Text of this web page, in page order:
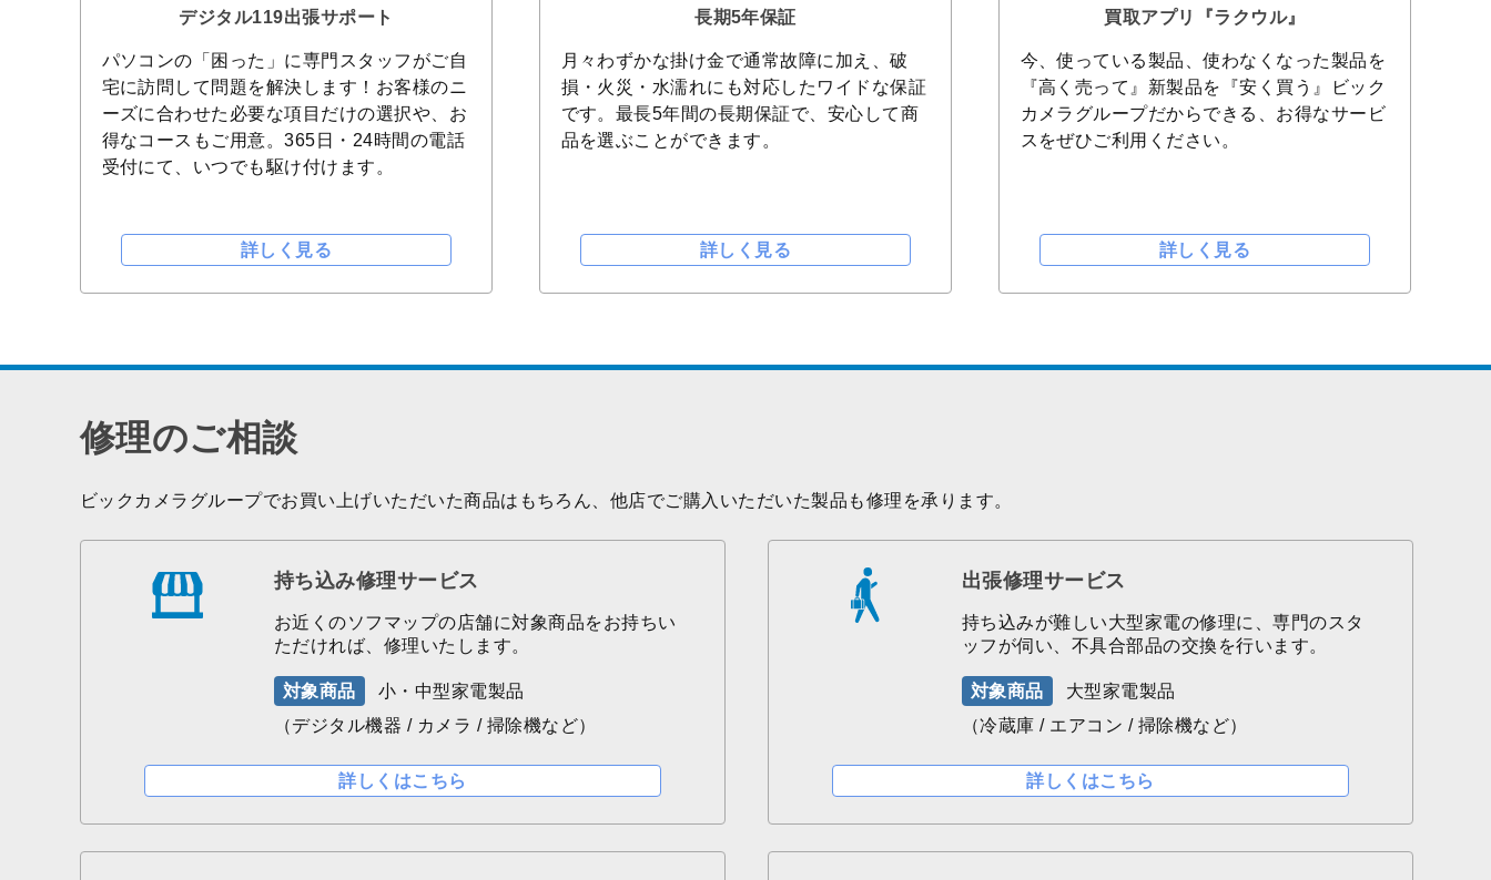
デジタル119出張サポート
パソコンの「困った」に専門スタッフがご自
宅に訪問して問題を解決します！お客様のニ
ーズに合わせた必要な項目だけの選択や、お
得なコースもご用意。365日・24時間の電話
受付にて、いつでも駆け付けます。
詳しく見る
長期5年保証
月々わずかな掛け金で通常故障に加え、破
損・火災・水濡れにも対応したワイドな保証
です。最長5年間の長期保証で、安心して商
品を選ぶことができます。
詳しく見る
買取アプリ『ラクウル』
今、使っている製品、使わなくなった製品を
『高く売って』新製品を『安く買う』ビック
カメラグループだからできる、お得なサービ
スをぜひご利用ください。
詳しく見る
修理のご相談
ビックカメラグループでお買い上げいただいた商品はもちろん、他店でご購入いただいた製品も修理を承ります。
持ち込み修理サービス
お近くのソフマップの店舗に対象商品をお持ちい
ただければ、修理いたします。
対象商品
小・中型家電製品
（デジタル機器 / カメラ / 掃除機など）
詳しくはこちら
出張修理サービス
持ち込みが難しい大型家電の修理に、専門のスタ
ッフが伺い、不具合部品の交換を行います。
対象商品
大型家電製品
（冷蔵庫 / エアコン / 掃除機など）
詳しくはこちら